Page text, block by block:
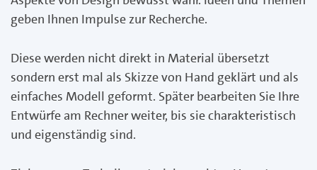
geben Ihnen Impulse zur Recherche.
Diese werden nicht direkt in Material übersetzt
sondern erst mal als Skizze von Hand geklärt und als
einfaches Modell geformt. Später bearbeiten Sie Ihre
Entwürfe am Rechner weiter, bis sie charakteristisch
und eigenständig sind.